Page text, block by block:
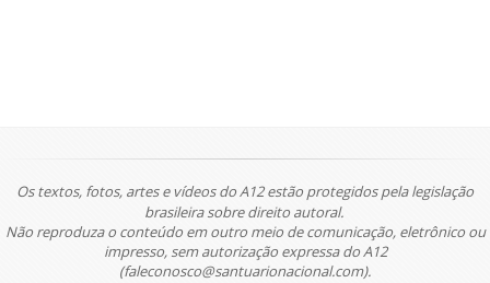
Os textos, fotos, artes e vídeos do A12 estão protegidos pela legislação
brasileira sobre direito autoral.
Não reproduza o conteúdo em outro meio de comunicação, eletrônico ou
impresso, sem autorização expressa do A12
(faleconosco@santuarionacional.com).